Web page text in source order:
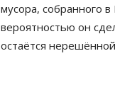
мусора, собранного
вероятностью он
остаётся